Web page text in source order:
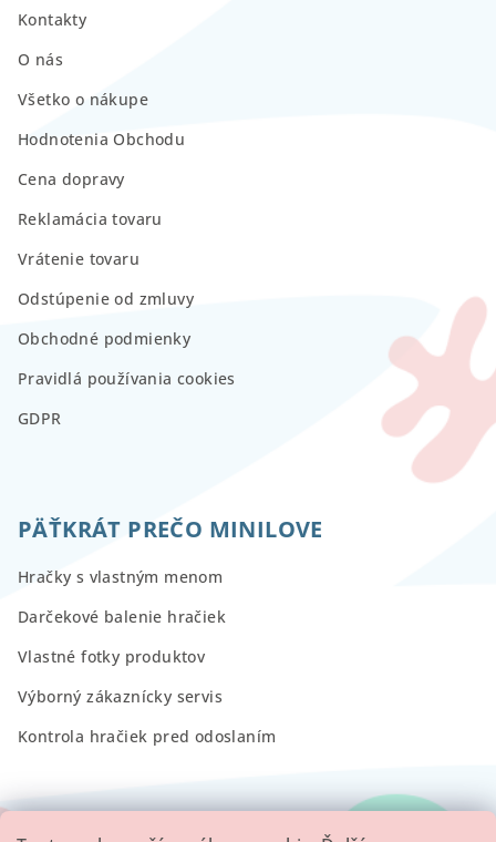
Kontakty
O nás
Všetko o nákupe
Hodnotenia Obchodu
Cena dopravy
Reklamácia tovaru
Vrátenie tovaru
Odstúpenie od zmluvy
Obchodné podmienky
Pravidlá používania cookies
GDPR
PÄŤKRÁT PREČO MINILOVE
Hračky s vlastným menom
Darčekové balenie hračiek
Vlastné fotky produktov
Výborný zákaznícky servis
Kontrola hračiek pred odoslaním